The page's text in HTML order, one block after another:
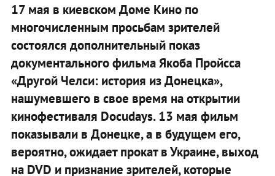
17 мая в киевском Доме Кино по
многочисленным просьбам зрителей
состоялся дополнительный показ
документального фильма Якоба Пройсса
«Другой Челси: история из Донецка»,
нашумевшего в свое время на открытии
кинофестиваля Docudays. 13 мая фильм
показывали в Донецке, а в будущем его,
вероятно, ожидает прокат в Украине, выход
на DVD и признание зрителей, которые